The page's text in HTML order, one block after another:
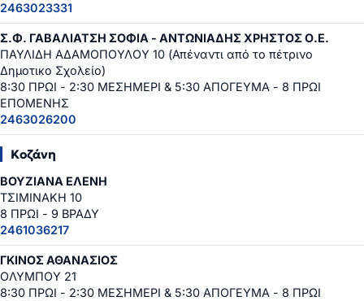
2463023331
Σ.Φ. ΓΑΒΑΛΙΑΤΣΗ ΣΟΦΙΑ - ΑΝΤΩΝΙΑΔΗΣ ΧΡΗΣΤΟΣ Ο.Ε.
ΠΑΥΛΙΔΗ ΑΔΑΜΟΠΟΥΛΟΥ 10 (Απέναντι από το πέτρινο
Δημοτικο Σχολείο)
8:30 ΠΡΩΙ - 2:30 ΜΕΣΗΜΕΡΙ & 5:30 ΑΠΟΓΕΥΜΑ - 8 ΠΡΩΙ
ΕΠΟΜΕΝΗΣ
2463026200
Κοζάνη
ΒΟΥΖΙΑΝΑ ΕΛΕΝΗ
ΤΣΙΜΙΝΑΚΗ 10
8 ΠΡΩΙ - 9 ΒΡΑΔΥ
2461036217
ΓΚΙΝΟΣ ΑΘΑΝΑΣΙΟΣ
ΟΛΥΜΠΟΥ 21
8:30 ΠΡΩΙ - 2:30 ΜΕΣΗΜΕΡΙ & 5:30 ΑΠΟΓΕΥΜΑ - 8 ΠΡΩΙ